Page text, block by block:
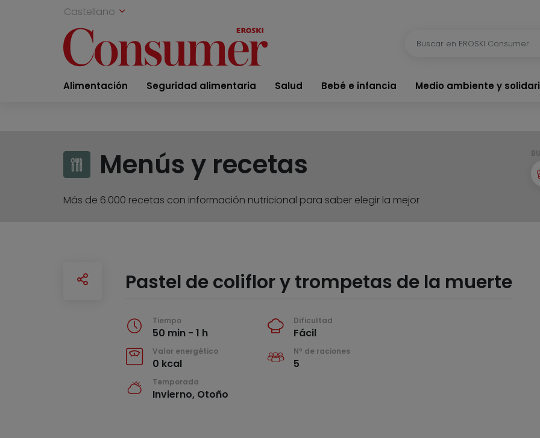
Castellano
Alimentación Seguridad alimentaria Salud Bebé e infancia Medio ambiente y
Menús y recetas
Más de 6.000 recetas con información nutricional para saber elegir la mejor
Pastel de coliflor y trompetas de la muerte
Tiempo
50 min - 1 h
Dificultad
Fácil
Valor energético
0 kcal
Nº de raciones
5
Temporada
Invierno, Otoño